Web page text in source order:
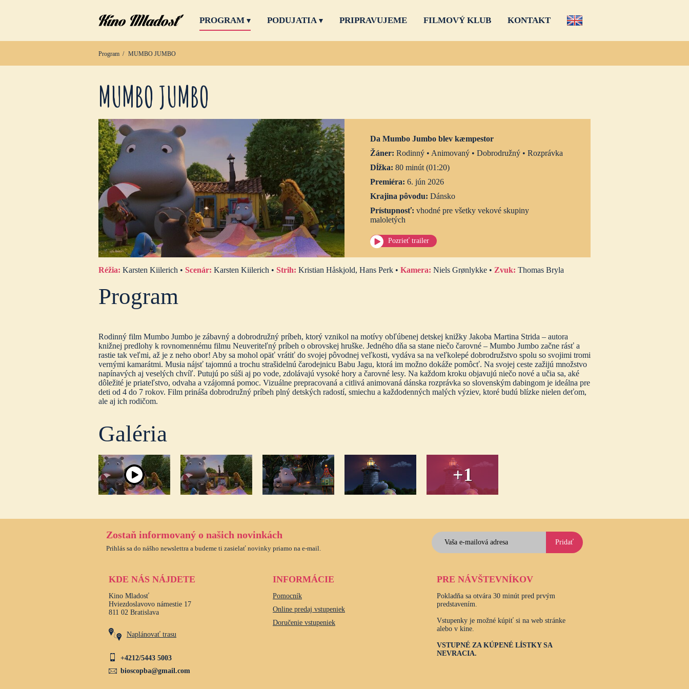
PROGRAM PODUJATIA PRIPRAVUJEME FILMOVÝ KLUB KONTAKT
Program MUMBO JUMBO
MUMBO JUMBO
Da Mumbo Jumbo blev kæmpestor
Žáner: Rodinný • Animovaný • Dobrodružný • Rozprávka
Dĺžka: 80 minút (01:20)
Premiéra: 6. jún 2026
Krajina pôvodu: Dánsko
Prístupnosť: vhodné pre všetky vekové skupiny
maloletých
Pozrieť trailer
Réžia: Karsten Kiilerich • Scenár: Karsten Kiilerich • Strih: Kristian Håskjold, Hans Perk • Kamera: Niels Grønlykke • Zvuk: Thomas Bryla
Program
Rodinný film Mumbo Jumbo je zábavný a dobrodružný príbeh, ktorý vznikol na motívy obľúbenej detskej knižky Jakoba Martina Strida – autora
knižnej predlohy k rovnomennému filmu Neuveriteľný príbeh o obrovskej hruške. Jedného dňa sa stane niečo čarovné – Mumbo Jumbo začne rásť a
rastie tak veľmi, až je z neho obor! Aby sa mohol opäť vrátiť do svojej pôvodnej veľkosti, vydáva sa na veľkolepé dobrodružstvo spolu so svojimi tromi
vernými kamarátmi. Musia nájsť tajomnú a trochu strašidelnú čarodejnicu Babu Jagu, ktorá im možno dokáže pomôcť. Na svojej ceste zažijú množstvo
napínavých aj veselých chvíľ. Putujú po súši aj po vode, zdolávajú vysoké hory a čarovné lesy. Na každom kroku objavujú niečo nové a učia sa, aké
dôležité je priateľstvo, odvaha a vzájomná pomoc. Vizuálne prepracovaná a citlivá animovaná dánska rozprávka so slovenským dabingom je ideálna pre
deti od 4 do 7 rokov. Film prináša dobrodružný príbeh plný detských radostí, smiechu a každodenných malých výziev, ktoré budú blízke nielen deťom,
ale aj ich rodičom.
Galéria
+1
Zostaň informovaný o našich novinkách
Prihlás sa do nášho newslettra a budeme ti zasielať novinky priamo na e-mail.
Pridať
KDE NÁS NÁJDETE
Kino Mladosť
Hviezdoslavovo námestie 17
811 02 Bratislava
Naplánovať trasu
+4212/5443 5003
bioscopba@gmail.com
INFORMÁCIE
Pomocník
Online predaj vstupeniek
Doručenie vstupeniek
PRE NÁVŠTEVNÍKOV
Pokladňa sa otvára 30 minút pred prvým
predstavením.
Vstupenky je možné kúpiť si na web stránke
alebo v kine.
VSTUPNÉ ZA KÚPENÉ LÍSTKY SA
NEVRACIA.